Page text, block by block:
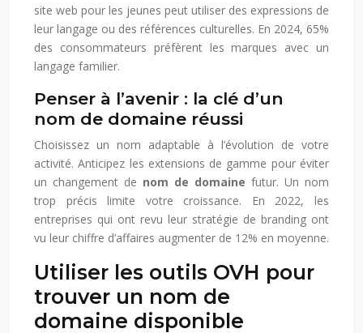
site web pour les jeunes peut utiliser des expressions de
leur langage ou des références culturelles. En 2024, 65%
des consommateurs préfèrent les marques avec un
langage familier.
Penser à l’avenir : la clé d’un
nom de domaine réussi
Choisissez un nom adaptable à l’évolution de votre
activité. Anticipez les extensions de gamme pour éviter
un changement de nom de domaine futur. Un nom
trop précis limite votre croissance. En 2022, les
entreprises qui ont revu leur stratégie de branding ont
vu leur chiffre d’affaires augmenter de 12% en moyenne.
Utiliser les outils OVH pour
trouver un nom de
domaine disponible